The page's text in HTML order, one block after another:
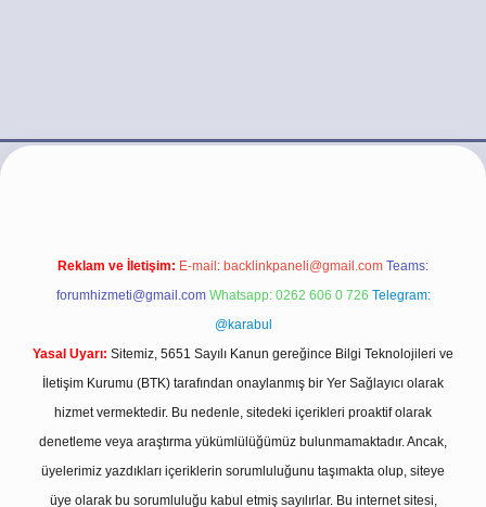
Reklam ve İletişim: E-mail: backlinkpaneli@gmail.com Teams:
forumhizmeti@gmail.com Whatsapp: 0262 606 0 726 Telegram:
@karabul
Yasal Uyarı: Sitemiz, 5651 Sayılı Kanun gereğince Bilgi Teknolojileri ve
İletişim Kurumu (BTK) tarafından onaylanmış bir Yer Sağlayıcı olarak
hizmet vermektedir. Bu nedenle, sitedeki içerikleri proaktif olarak
denetleme veya araştırma yükümlülüğümüz bulunmamaktadır. Ancak,
üyelerimiz yazdıkları içeriklerin sorumluluğunu taşımakta olup, siteye
üye olarak bu sorumluluğu kabul etmiş sayılırlar. Bu internet sitesi,